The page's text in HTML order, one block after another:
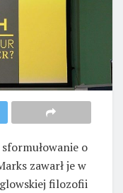
o
zawarł je w
filozofii